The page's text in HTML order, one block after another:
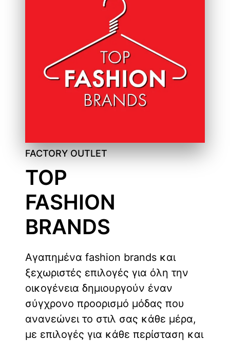
FACTORY OUTLET
TOP
FASHION
BRANDS
Αγαπημένα fashion brands και
ξεχωριστές επιλογές για όλη την
οικογένεια δημιουργούν έναν
σύγχρονο προορισμό μόδας που
ανανεώνει το στιλ σας κάθε μέρα,
με επιλογές για κάθε περίσταση και